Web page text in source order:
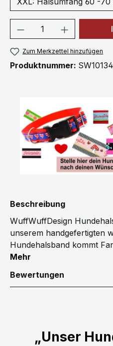
Produkt Anzahl:
Zum Merkzettel hinzufügen
Produktnummer:
Beschreibung
WuffWuffDesign
unserem handgefertigten
Hundehalsband kommt
Mehr
Bewertungen
„Unser